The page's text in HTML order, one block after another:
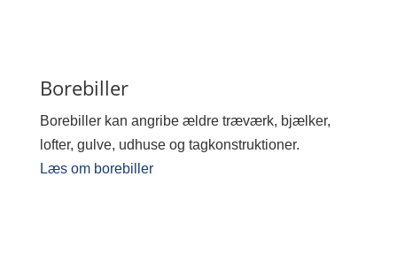
Borebiller
Borebiller kan angribe ældre træværk, bjælker,
lofter, gulve, udhuse og tagkonstruktioner.
Læs om borebiller